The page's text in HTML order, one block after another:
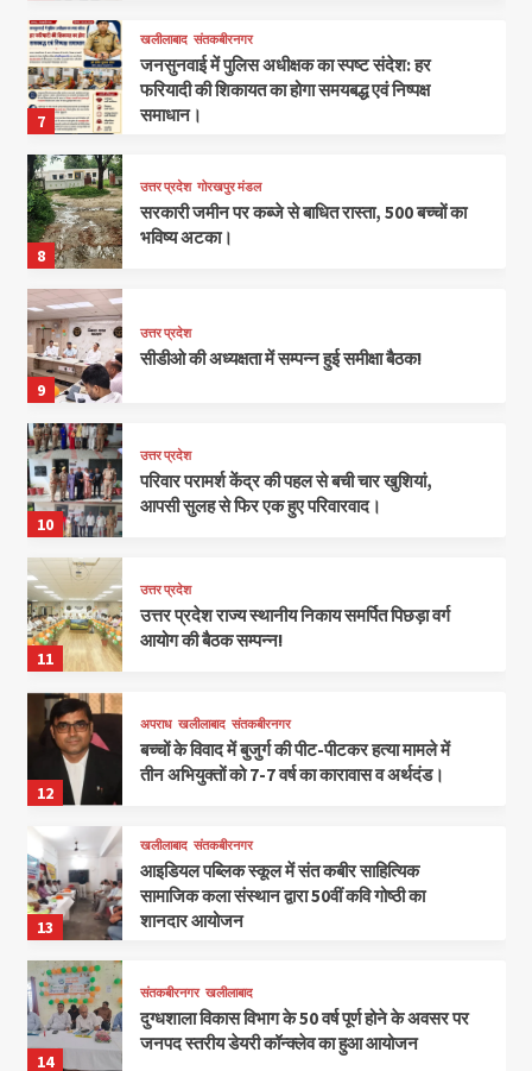
7
खलीलाबाद संतकबीरनगर
जनसुनवाई में पुलिस अधीक्षक का स्पष्ट संदेश: हर
फरियादी की शिकायत का होगा समयबद्ध एवं निष्पक्ष
समाधान।
8
उत्तर प्रदेश गोरखपुर मंडल
सरकारी जमीन पर कब्जे से बाधित रास्ता, 500 बच्चों का
भविष्य अटका।
9
उत्तर प्रदेश
सीडीओ की अध्यक्षता में सम्पन्न हुई समीक्षा बैठक!
10
उत्तर प्रदेश
परिवार परामर्श केंद्र की पहल से बची चार खुशियां,
आपसी सुलह से फिर एक हुए परिवारवाद।
11
उत्तर प्रदेश
उत्तर प्रदेश राज्य स्थानीय निकाय समर्पित पिछड़ा वर्ग
आयोग की बैठक सम्पन्न!
12
अपराध खलीलाबाद संतकबीरनगर
बच्चों के विवाद में बुजुर्ग की पीट-पीटकर हत्या मामले में
तीन अभियुक्तों को 7-7 वर्ष का कारावास व अर्थदंड।
13
खलीलाबाद संतकबीरनगर
आइडियल पब्लिक स्कूल में संत कबीर साहित्यिक
सामाजिक कला संस्थान द्वारा 50वीं कवि गोष्ठी का
शानदार आयोजन
14
संतकबीरनगर खलीलाबाद
दुग्धशाला विकास विभाग के 50 वर्ष पूर्ण होने के अवसर पर
जनपद स्तरीय डेयरी कॉन्क्लेव का हुआ आयोजन